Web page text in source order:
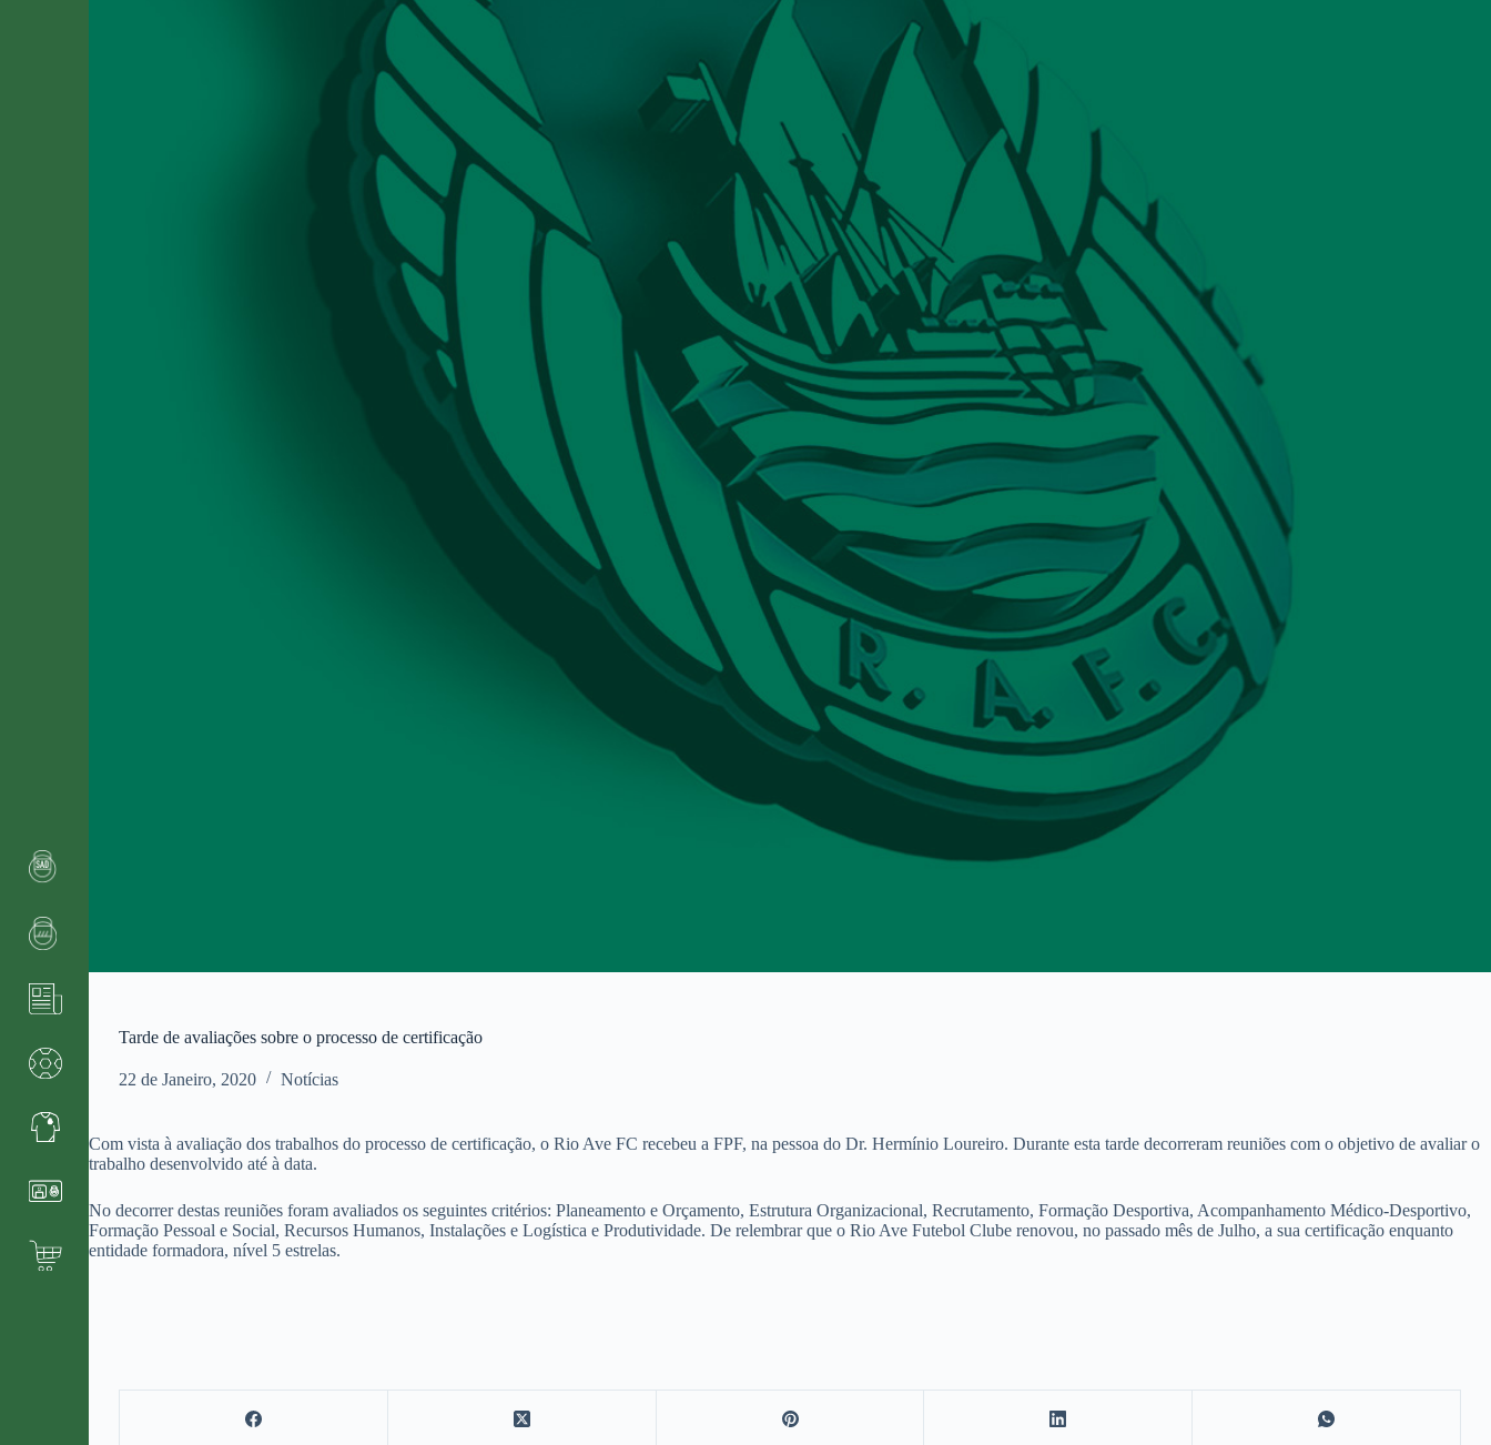
Tarde de avaliações sobre o processo de certificação
22 de Janeiro, 2020 Notícias
Com vista à avaliação dos trabalhos do processo de certificação, o Rio Ave FC recebeu a FPF, na pessoa do Dr. Hermínio Loureiro. Durante esta tarde decorreram reuniões com o objetivo de avaliar o
trabalho desenvolvido até à data.
No decorrer destas reuniões foram avaliados os seguintes critérios: Planeamento e Orçamento, Estrutura Organizacional, Recrutamento, Formação Desportiva, Acompanhamento Médico-Desportivo,
Formação Pessoal e Social, Recursos Humanos, Instalações e Logística e Produtividade. De relembrar que o Rio Ave Futebol Clube renovou, no passado mês de Julho, a sua certificação enquanto
entidade formadora, nível 5 estrelas.